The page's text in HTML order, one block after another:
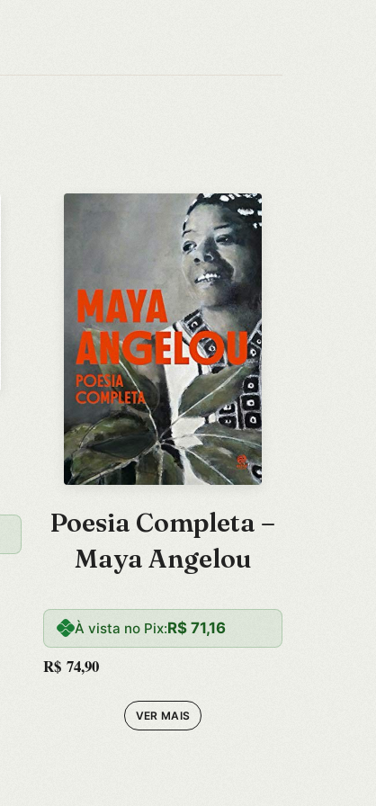
Poesia Completa –
Maya Angelou
À vista no Pix:R$ 71,16
R$ 74,90
VER MAIS